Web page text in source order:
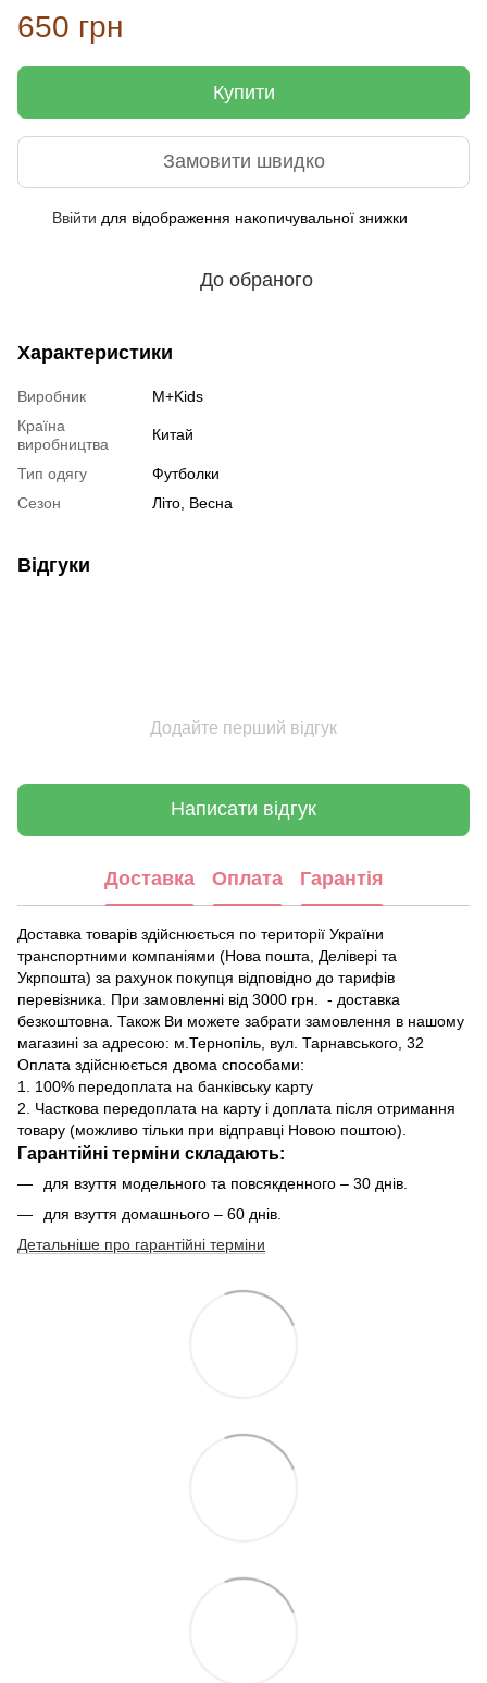
650 грн
Купити
Замовити швидко
Ввійти для відображення накопичувальної знижки
До обраного
Характеристики
Виробник
M+Kids
Країна
виробництва
Китай
Тип одягу
Футболки
Сезон
Літо, Весна
Відгуки
Додайте перший відгук
Написати відгук
Доставка Оплата Гарантія
Доставка товарів здійснюється по території України
транспортними компаніями (Нова пошта, Делівері та
Укрпошта) за рахунок покупця відповідно до тарифів
перевізника. При замовленні від 3000 грн. - доставка
безкоштовна. Також Ви можете забрати замовлення в нашому
магазині за адресою: м.Тернопіль, вул. Тарнавського, 32
Оплата здійснюється двома способами:
1. 100% передоплата на банківську карту
2. Часткова передоплата на карту і доплата після отримання
товару (можливо тільки при відправці Новою поштою).
Гарантійні терміни складають:
для взуття модельного та повсякденного – 30 днів.
для взуття домашнього – 60 днів.
Детальніше про гарантійні терміни